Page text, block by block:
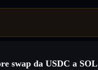
swap da USDC a SOL